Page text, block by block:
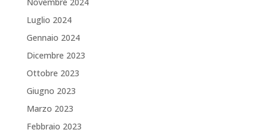
Luglio 2024
Gennaio 2024
Dicembre 2023
Ottobre 2023
Giugno 2023
Marzo 2023
Febbraio 2023